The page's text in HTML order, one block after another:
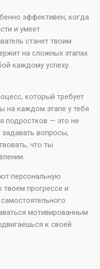
эффективен, когда
и умеет
станет твоим
на сложных этапах
каждому успеху.
который требует
на каждом этапе у тебя
подростков — это не
вопросы,
что ты
персональную
прогрессе и
мотивированным
к своей